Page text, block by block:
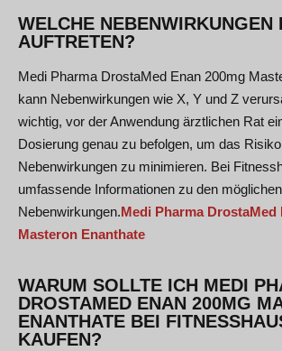
WELCHE NEBENWIRKUNGEN
AUFTRETEN?
Medi Pharma DrostaMed Enan 200mg
kann Nebenwirkungen wie X, Y und Z
wichtig, vor der Anwendung ärztlichen Rat
Dosierung genau zu befolgen, um das
Nebenwirkungen zu minimieren. Bei
umfassende Informationen zu den möglichen
Nebenwirkungen.Medi Pharma DrostaMed
Masteron Enanthate
WARUM SOLLTE ICH MEDI
DROSTAMED ENAN 200MG
ENANTHATE BEI
KAUFEN?